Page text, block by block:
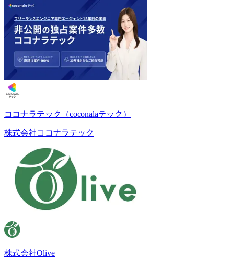
ココナラテック（coconalaテック）
株式会社ココナラテック
株式会社Olive